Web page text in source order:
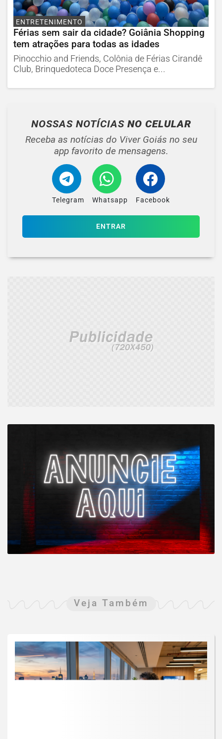
ENTRETENIMENTO
Férias sem sair da cidade? Goiânia Shopping
tem atrações para todas as idades
Pinocchio and Friends, Colônia de Férias Cirandê
Club, Brinquedoteca Doce Presença e...
NOSSAS NOTÍCIAS NO CELULAR
Receba as notícias do Viver Goiás no seu
app favorito de mensagens.
Telegram Whatsapp Facebook
ENTRAR
Veja Também